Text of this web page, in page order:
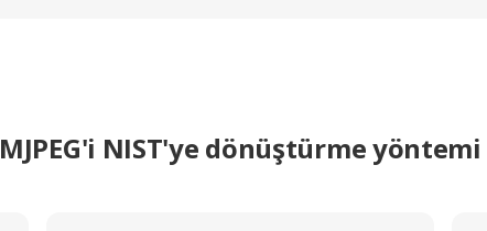
MJPEG'i NIST'ye dönüştürme yöntemi